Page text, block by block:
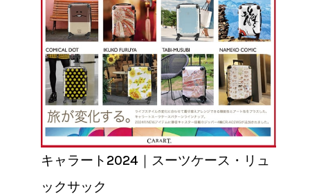
キャラート2024｜スーツケース・リュ
ックサック